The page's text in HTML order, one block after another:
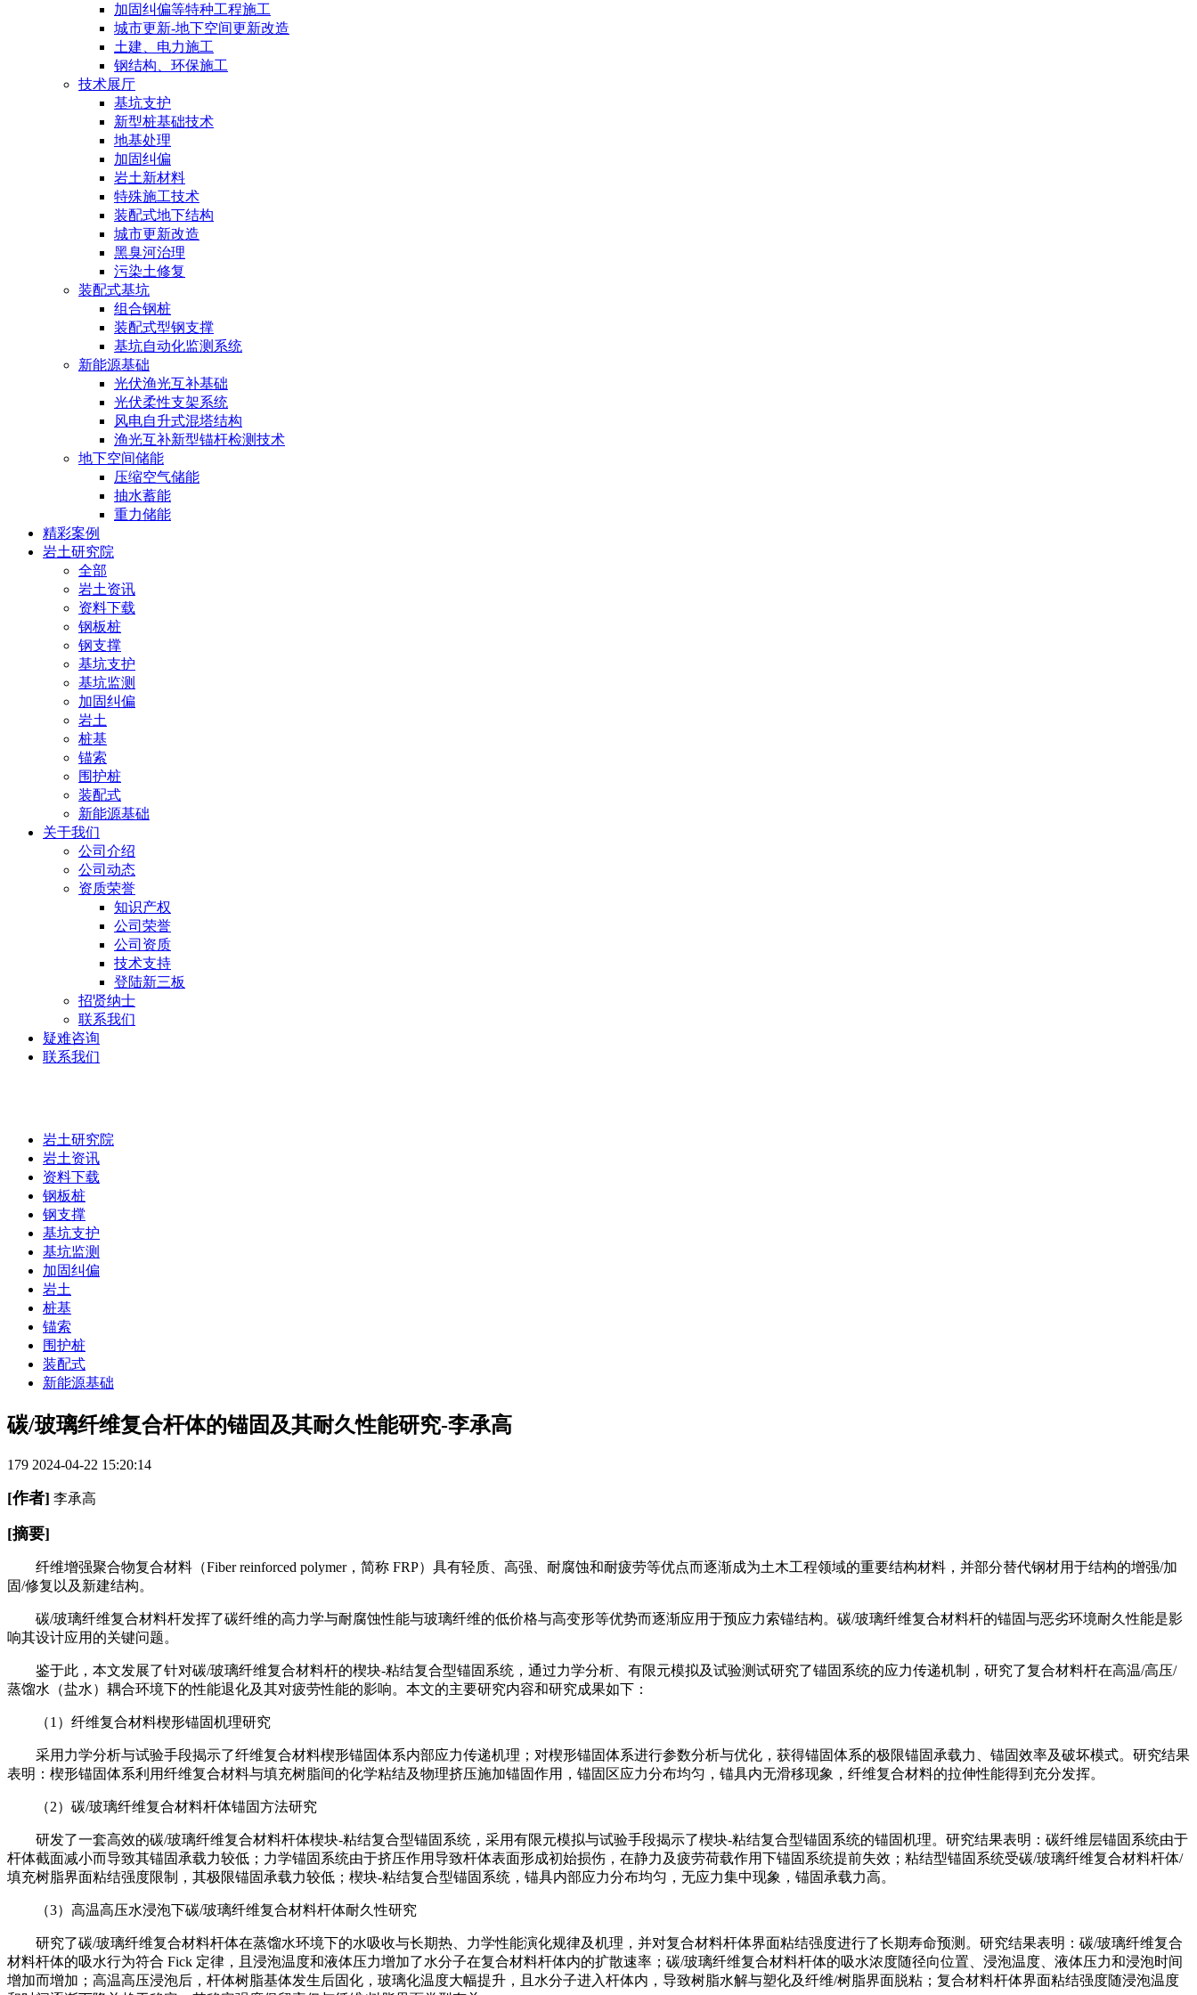
加固纠偏等特种工程施工
城市更新-地下空间更新改造
土建、电力施工
钢结构、环保施工
技术展厅
基坑支护
新型桩基础技术
地基处理
加固纠偏
岩土新材料
特殊施工技术
装配式地下结构
城市更新改造
黑臭河治理
污染土修复
装配式基坑
组合钢桩
装配式型钢支撑
基坑自动化监测系统
新能源基础
光伏渔光互补基础
光伏柔性支架系统
风电自升式混塔结构
渔光互补新型锚杆检测技术
地下空间储能
压缩空气储能
抽水蓄能
重力储能
精彩案例
岩土研究院
全部
岩土资讯
资料下载
钢板桩
钢支撑
基坑支护
基坑监测
加固纠偏
岩土
桩基
锚索
围护桩
装配式
新能源基础
关于我们
公司介绍
公司动态
资质荣誉
知识产权
公司荣誉
公司资质
技术支持
登陆新三板
招贤纳士
联系我们
疑难咨询
联系我们
岩土研究院
岩土资讯
资料下载
钢板桩
钢支撑
基坑支护
基坑监测
加固纠偏
岩土
桩基
锚索
围护桩
装配式
新能源基础
碳/玻璃纤维复合杆体的锚固及其耐久性能研究-李承高
179 2024-04-22 15:20:14
[作者] 李承高
[摘要]
纤维增强聚合物复合材料（Fiber reinforced polymer，简称 FRP）具有轻质、 高强、耐腐蚀和耐疲劳等优点而逐渐成为土木工程领域的重要结构材料，并部分替代钢材用于结构的增强/加
固/修复以及新建结构。
碳/玻璃纤维复合材料杆发挥了碳纤维的高力学与耐腐蚀性能与玻璃纤维的低价格与高变形等优势而逐渐应用于预应力索锚结构。碳/玻璃纤维复合材料杆的锚固与恶劣环境耐久性能是影
响其设计应用的关键问题。
鉴于此，本文发展了针对碳/玻璃纤维复合材料杆的楔块-粘结复合型锚固系统，通过力学分析、有限元模拟及试验测试研究了锚固系统的应力传递机制，研究了复合材料杆在高温/高压/
蒸馏水（盐水）耦合环境下的性能退化及其对疲劳性能的影响。本文的主要研究内容和研究成果如下：
（1）纤维复合材料楔形锚固机理研究
采用力学分析与试验手段揭示了纤维复合材料楔形锚固体系内部应力传递机理；对楔形锚固体系进行参数分析与优化，获得锚固体系的极限锚固承载力、锚固效率及破坏模式。研究结果
表明：楔形锚固体系利用纤维复合材料与填充树脂间的化学粘结及物理挤压施加锚固作用，锚固区应力分布均匀，锚具内无滑移现象，纤维复合材料的拉伸性能得到充分发挥。
（2）碳/玻璃纤维复合材料杆体锚固方法研究
研发了一套高效的碳/玻璃纤维复合材料杆体楔块-粘结复合型锚固系统，采用有限元模拟与试验手段揭示了楔块-粘结复合型锚固系统的锚固机理。研究结果表明：碳纤维层锚固系统由于
杆体截面减小而导致其锚固承载力较低；力学锚固系统由于挤压作用导致杆体表面形成初始损伤，在静力及疲劳荷载作用下锚固系统提前失效；粘结型锚固系统受碳/玻璃纤维复合材料杆体/
填充树脂界面粘结强度限制，其极限锚固承载力较低；楔块-粘结复合型锚固系统，锚具内部应力分布均匀，无应力集中现象，锚固承载力高。
（3）高温高压水浸泡下碳/玻璃纤维复合材料杆体耐久性研究
研究了碳/玻璃纤维复合材料杆体在蒸馏水环境下的水吸收与长期热、力学性能演化规律及机理，并对复合材料杆体界面粘结强度进行了长期寿命预测。研究结果表明：碳/玻璃纤维复合
材料杆体的吸水行为符合 Fick 定律，且浸泡温度和液体压力增加了水分子在复合材料杆体内的扩散速率；碳/玻璃纤维复合材料杆体的吸水浓度随径向位置、浸泡温度、液体压力和浸泡时间
增加而增加；高温高压浸泡后，杆体树脂基体发生后固化，玻璃化温度大幅提升，且水分子进入杆体内，导致树脂水解与塑化及纤维/树脂界面脱粘；复合材料杆体界面粘结强度随浸泡温度